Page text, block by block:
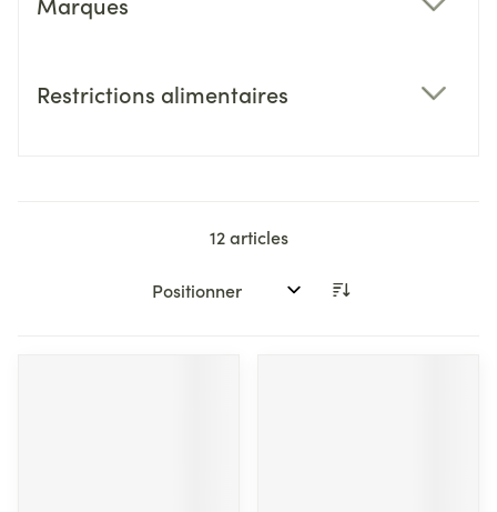
Restrictions alimentaires
12articles
Trier par: